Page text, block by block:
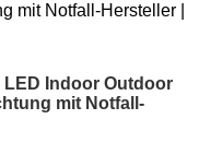
LED Indoor Outdoor
mit Notfall-